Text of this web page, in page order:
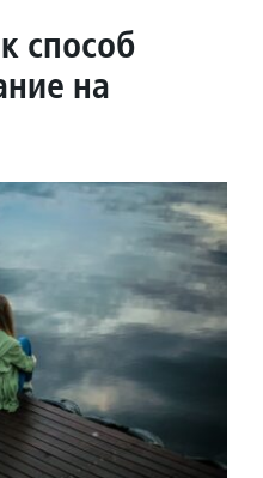
способ
на